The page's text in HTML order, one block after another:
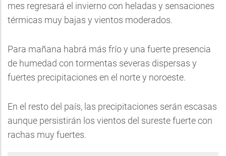
mes regresará el invierno con heladas y sensaciones
térmicas muy bajas y vientos moderados.
Para mañana habrá más frío y una fuerte presencia
de humedad con tormentas severas dispersas y
fuertes precipitaciones en el norte y noroeste.
En el resto del país, las precipitaciones serán escasas
aunque persistirán los vientos del sureste fuerte con
rachas muy fuertes.